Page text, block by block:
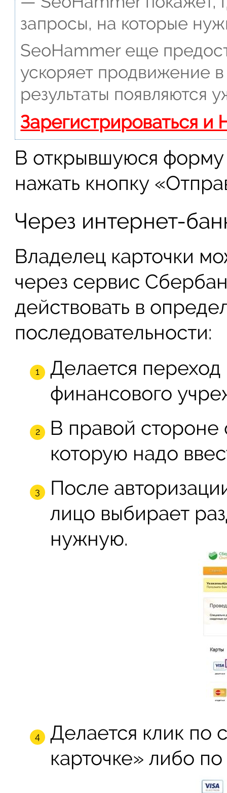
запросы, на которые
SeoHammer еще
ускоряет продвижение
результаты появляются
Зарегистрироваться и
В открывшуюся
нажать кнопку
Через интернет-
Владелец карточки
через сервис
действовать в
последовательности:
Делается
финансового
В правой стороне
которую надо
После
лицо выбирает
нужную.
Делается клик по
карточке» либо